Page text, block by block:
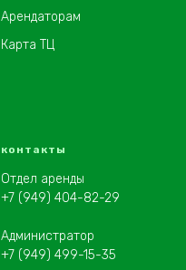
Арендаторам
Карта ТЦ
контакты
Отдел аренды
+7 (949) 404-82-29
Администратор
+7 (949) 499-15-35